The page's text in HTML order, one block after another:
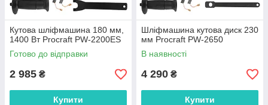
Кутова шліфмашина 180 мм,
1400 Вт Procraft PW-2200ES
Готово до відправки
2 985 ₴
Купити
Шліфмашина кутова диск 230
мм Procraft PW-2650
В наявності
4 290 ₴
Купити